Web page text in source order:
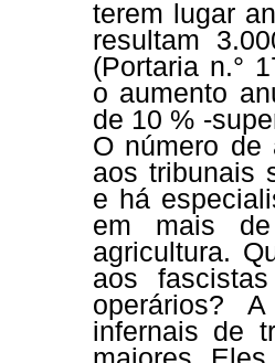
terem lugar
resultam
(Portaria n.°
o aumento
de 10 % -
O número de
aos tribunais
e há
em mais
agricultura.
aos
operários?
infernais de